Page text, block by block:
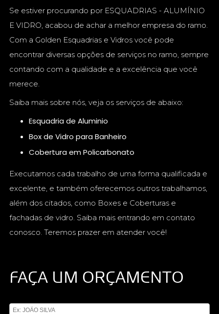
Se estiver procurando por ESQUADRIAS - ALUMÍNIO
E VIDRO, acabou de achar a melhor empresa do ramo.
Com a Golden Esquadrias e Vidros você pode
encontrar diversas opções de serviços no ramo, sempre
contando com a qualidade e a excelência que você
merece.
Saiba mais sobre nós, veja os serviços de abaixo:
Esquadria de Aluminio
Box de Vidro para Banheiro
Cobertura em Policarbonato
Executamos cada trabalho de uma forma qualificada e
excelente, e também oferecemos outros trabalhamos,
além dos citados, como Boxes e Coberturas e
fachadas de vidro. Saiba mais entrando em contato
conosco. Teremos prazer em atender você!
FAÇA UM ORÇAMENTO